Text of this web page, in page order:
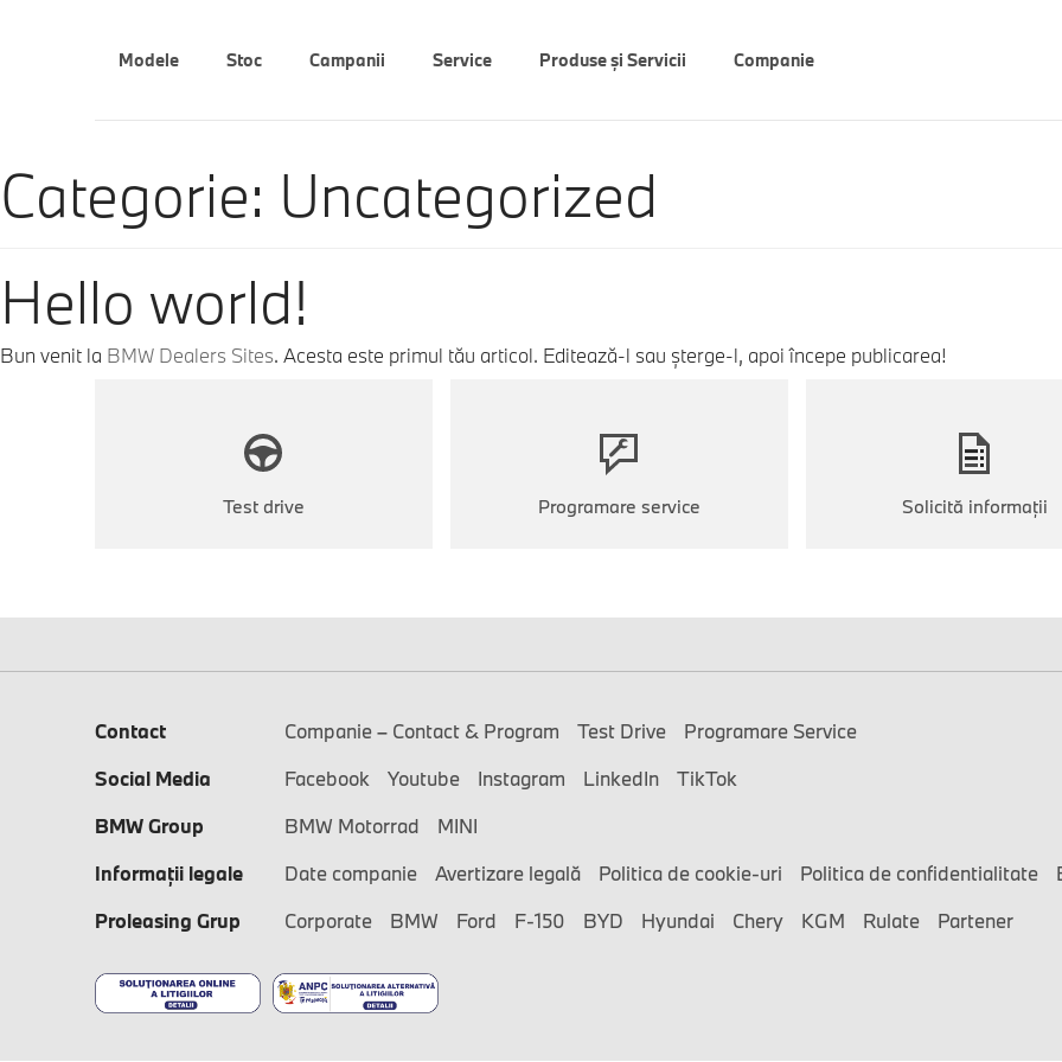
Modele Stoc Campanii Service Produse și Servicii Companie
Categorie: Uncategorized
Hello world!
Bun venit la BMW Dealers Sites. Acesta este primul tău articol. Editează-l sau șterge-l, apoi începe publicarea!
Test drive Programare service Solicită informaţii
Contact Companie – Contact & Program Test Drive
Programare Service
Social Media
Facebook Youtube Instagram LinkedIn
TikTok
BMW Group
BMW Motorrad
MINI
Informaţii legale
Date companie Avertizare legală Politica de cookie-uri Politica de confidentialitate
Proleasing Grup
Corporate BMW Ford F-150 BYD Hyundai Chery KGM Rulate Partener